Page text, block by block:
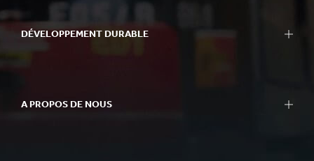
DÉVELOPPEMENT DURABLE
A PROPOS DE NOUS